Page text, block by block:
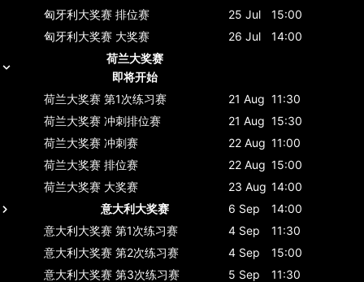
匈牙利大奖赛 排位赛 25 Jul
15:00
匈牙利大奖赛 大奖赛 26 Jul
14:00
荷兰大奖赛
即将开始
荷兰大奖赛 第1次练习赛 21 Aug 11:30
荷兰大奖赛 冲刺排位赛 21 Aug 15:30
荷兰大奖赛 冲刺赛 22 Aug 11:00
荷兰大奖赛 排位赛 22 Aug 15:00
荷兰大奖赛 大奖赛 23 Aug 14:00
意大利大奖赛
6 Sep
14:00
意大利大奖赛 第1次练习赛 4 Sep
11:30
意大利大奖赛 第2次练习赛 4 Sep
15:00
意大利大奖赛 第3次练习赛 5 Sep
11:30